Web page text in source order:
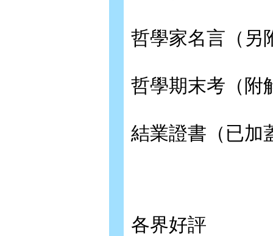
哲學家名言（另
哲學期末考（附
結業證書（已加
各界好評